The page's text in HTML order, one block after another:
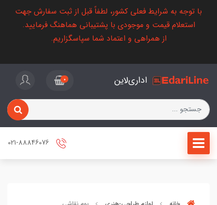
با توجه به شرایط فعلی کشور، لطفاً قبل از ثبت سفارش جهت
استعلام قیمت و موجودی با پشتیبانی هماهنگ فرمایید.
از همراهی و اعتماد شما سپاسگزاریم.
اداری‌لاین 0